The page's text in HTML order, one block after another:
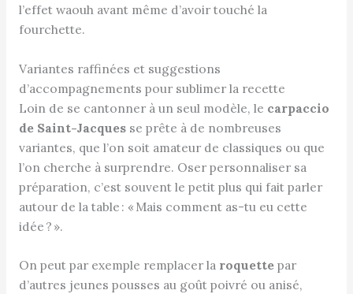
l’effet waouh avant même d’avoir touché la
fourchette.
Variantes raffinées et suggestions
d’accompagnements pour sublimer la recette
Loin de se cantonner à un seul modèle, le carpaccio
de Saint-Jacquesse prête à de nombreuses
variantes, que l’on soit amateur de classiques ou que
l’on cherche à surprendre. Oser personnaliser sa
préparation, c’est souvent le petit plus qui fait parler
autour de la table : « Mais comment as-tu eu cette
idée ? ».
On peut par exemple remplacer la roquettepar
d’autres jeunes pousses au goût poivré ou anisé,